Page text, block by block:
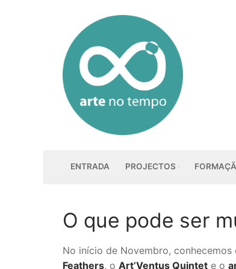
conteúdo
ENTRADA PROJECTOS
O que pode ser
No início de Novembro,
Feathers, o Art’Ventus Quintet e o